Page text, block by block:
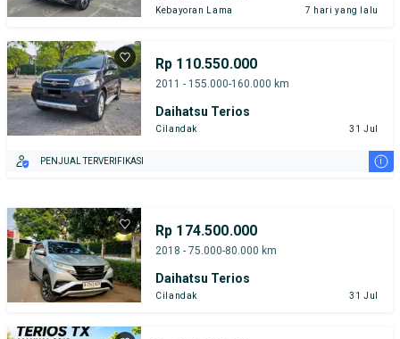
Kebayoran Lama 7 hari yang lalu
Rp 110.550.000
2011 - 155.000-160.000 km
Daihatsu Terios
Cilandak 31 Jul
PENJUAL TERVERIFIKASI i
Rp 174.500.000
2018 - 75.000-80.000 km
Daihatsu Terios
Cilandak 31 Jul